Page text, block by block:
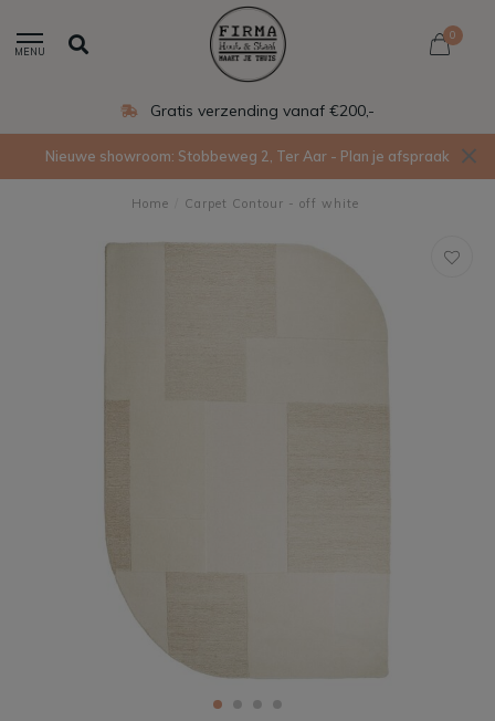
MENU
0
Gratis verzending vanaf €200,-
Nieuwe showroom: Stobbeweg 2, Ter Aar - Plan je afspraak
Home Carpet Contour - off white